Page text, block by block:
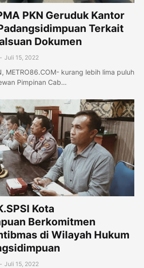
PKN Geruduk Kantor
Terkait
Dokumen
- Juli 15, 2022
METRO86.COM- kurang lebih lima puluh
Pimpinan Cab…
Kota
Berkomitmen
di Wilayah Hukum
- Juli 15, 2022